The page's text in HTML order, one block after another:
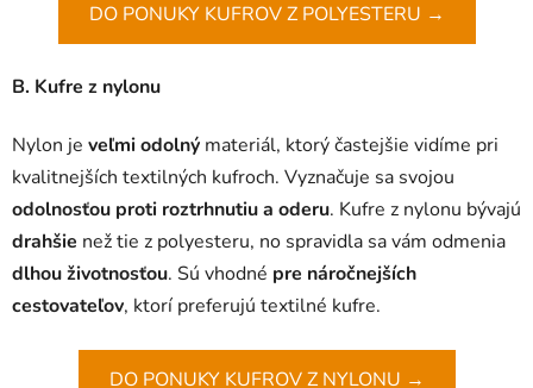
DO PONUKY KUFROV Z POLYESTERU →
B. Kufre z nylonu
Nylon je veľmi odolný materiál, ktorý častejšie vidíme pri
kvalitnejších textilných kufroch. Vyznačuje sa svojou
odolnosťou proti roztrhnutiu a oderu. Kufre z nylonu bývajú
drahšie než tie z polyesteru, no spravidla sa vám odmenia
dlhou životnosťou. Sú vhodné pre náročnejších
cestovateľov, ktorí preferujú textilné kufre.
DO PONUKY KUFROV Z NYLONU →